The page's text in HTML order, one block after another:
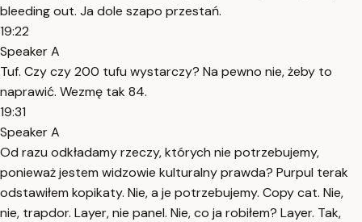
bleeding out. Ja dole szapo przestań.
19:22
Speaker A
Tuf. Czy czy 200 tufu wystarczy? Na pewno nie, żeby to
naprawić. Wezmę tak 84.
19:31
Speaker A
Od razu odkładamy rzeczy, których nie potrzebujemy,
ponieważ jestem widzowie kulturalny prawda? Purpul terak
odstawiłem kopikaty. Nie, a je potrzebujemy. Copy cat. Nie,
nie, trapdor. Layer, nie panel. Nie, co ja robiłem? Layer. Tak,